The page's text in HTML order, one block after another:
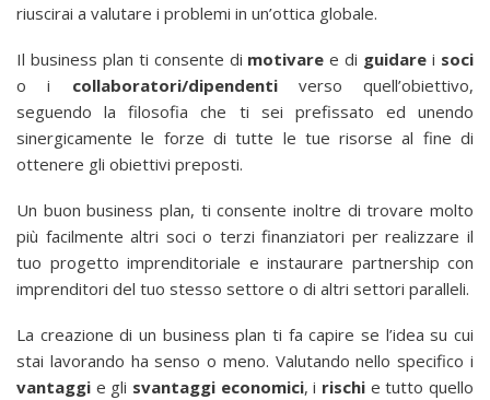
riuscirai a valutare i problemi in un’ottica globale.
Il business plan ti consente di motivare e di guidare i soci
o i collaboratori/dipendentiverso quell’obiettivo,
seguendo la filosofia che ti sei prefissato ed unendo
sinergicamente le forze di tutte le tue risorse al fine di
ottenere gli obiettivi preposti.
Un buon business plan, ti consente inoltre di trovare molto
più facilmente altri soci o terzi finanziatori per realizzare il
tuo progetto imprenditoriale e instaurare partnership con
imprenditori del tuo stesso settore o di altri settori paralleli.
La creazione di un business plan ti fa capire se l’idea su cui
stai lavorando ha senso o meno. Valutando nello specifico i
vantaggi e gli svantaggi economici, i rischi e tutto quello